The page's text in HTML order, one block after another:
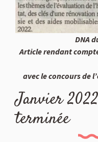
DNA
Article rendant
avec le concours de
Janvier
terminée